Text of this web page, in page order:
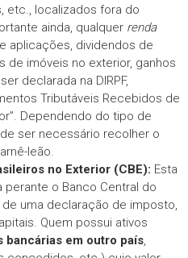
etc., localizados fora do
ainda, qualquer renda
aplicações, dividendos de
de imóveis no exterior, ganhos
declarada na DIRPF,
Tributáveis Recebidos de
Dependendo do tipo de
ser necessário recolher o
leão.
no Exterior (CBE): Esta
o Banco Central do
de uma declaração de imposto,
Quem possui ativos
bancárias em outro país,